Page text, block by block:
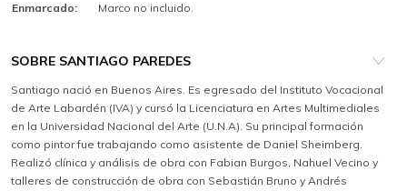
Enmarcado:
Marco no incluido.
SOBRE SANTIAGO PAREDES
Santiago nació en Buenos Aires. Es egresado del Instituto Vocacional
de Arte Labardén (IVA) y cursó la Licenciatura en Artes Multimediales
en la Universidad Nacional del Arte (U.N.A). Su principal formación
como pintor fue trabajando como asistente de Daniel Sheimberg.
Realizó clínica y análisis de obra con Fabian Burgos, Nahuel Vecino y
talleres de construcción de obra con Sebastián Bruno y Andrés